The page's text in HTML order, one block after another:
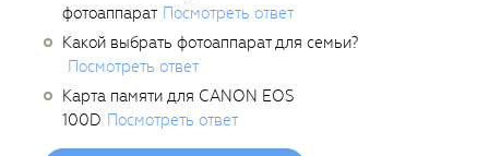
фотоаппарат Посмотреть ответ
Какой выбрать фотоаппарат для семьи?
Посмотреть ответ
Карта памяти для CANON EOS
100D Посмотреть ответ